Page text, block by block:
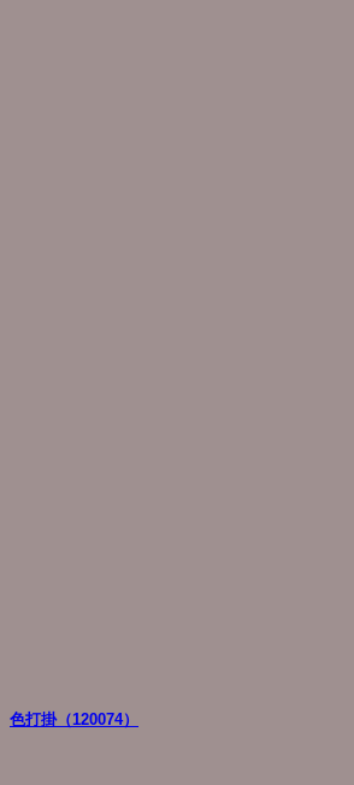
色打掛（120074）